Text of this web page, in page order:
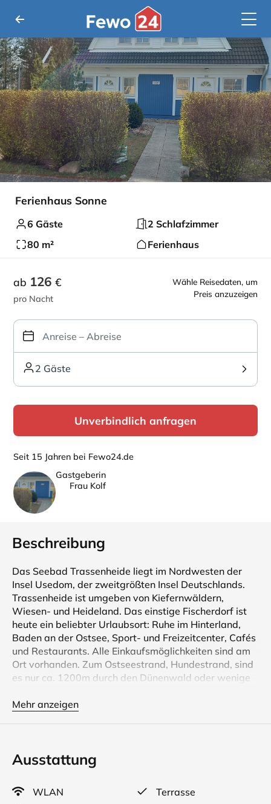
Ferienhaus Sonne
6 Gäste
2 Schlafzimmer
80 m²
Ferienhaus
Wähle Reisedaten, um
Preis anzuzeigen
ab 126 €
pro Nacht
2 Gäste
Unverbindlich anfragen
Seit 15 Jahren bei Fewo24.de
Gastgeberin
Frau Kolf
Beschreibung
Das Seebad Trassenheide liegt im Nordwesten der
Insel Usedom, der zweitgrößten Insel Deutschlands.
Trassenheide ist umgeben von Kiefernwäldern,
Wiesen- und Heideland. Das einstige Fischerdorf ist
heute ein beliebter Urlaubsort: Ruhe im Hinterland,
Baden an der Ostsee, Sport- und Freizeitcenter, Cafés
und Restaurants. Alle Einkaufsmöglichkeiten sind am
Ort vorhanden. Zum Ostseestrand, Hundestrand, sind
es nur ca. 1200m durch den Dünenwald oder wenige
gibt es einen Supermarkt mit Bäckerei und Metzgerei.
Im Ergeschoss befinden sich die Küche, Essbereich und
das Wohnzimmer und das Bad. Im Obergeschoos sind
zwei Schlafzimmer und ein WC.
Mehr anzeigen
Ausstattung
WLAN
Terrasse